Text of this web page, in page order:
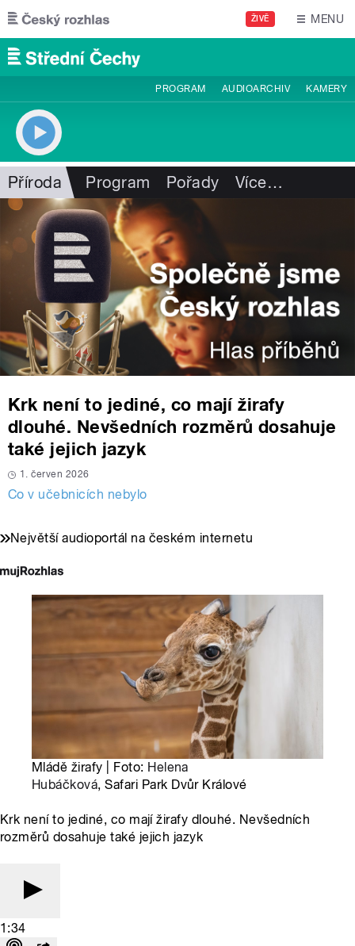
Přejít k hlavnímu obsahu
ŽIVĚ MENU
PROGRAM AUDIOARCHIV KAMERY
Příroda Program Pořady Více…
Krk není to jediné, co mají žirafy
dlouhé. Nevšedních rozměrů dosahuje
také jejich jazyk
1. červen 2026
Co v učebnicích nebylo
Největší audioportál na českém internetu
Mládě žirafy | Foto: Helena
Hubáčková, Safari Park Dvůr Králové
Krk není to jediné, co mají žirafy dlouhé. Nevšedních
rozměrů dosahuje také jejich jazyk
1:34